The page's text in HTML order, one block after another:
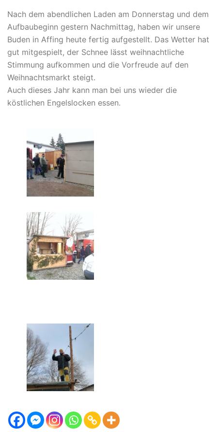
Nach dem abendlichen Laden am Donnerstag und dem
Aufbaubeginn gestern Nachmittag, haben wir unsere
Buden in Affing heute fertig aufgestellt. Das Wetter hat
gut mitgespielt, der Schnee lässt weihnachtliche
Stimmung aufkommen und die Vorfreude auf den
Weihnachtsmarkt steigt.
Auch dieses Jahr kann man bei uns wieder die
köstlichen Engelslocken essen.